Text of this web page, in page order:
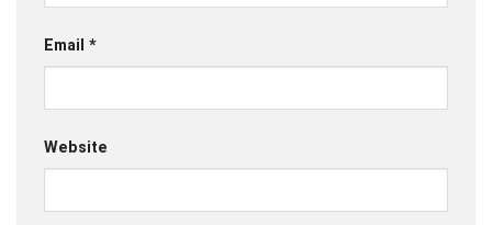
Email *
Website